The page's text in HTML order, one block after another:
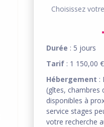
Choisissez
Durée : 5 jours
Tarif: 1 150,00 €
Hébergement :
(gîtes, chambres
disponibles à
service stages
votre recherche